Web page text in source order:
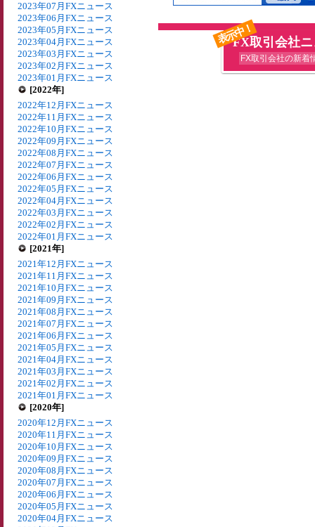
2023年07月FXニュース
2023年06月FXニュース
2023年05月FXニュース
2023年04月FXニュース
2023年03月FXニュース
2023年02月FXニュース
2023年01月FXニュース
[2022年]
2022年12月FXニュース
2022年11月FXニュース
2022年10月FXニュース
2022年09月FXニュース
2022年08月FXニュース
2022年07月FXニュース
2022年06月FXニュース
2022年05月FXニュース
2022年04月FXニュース
2022年03月FXニュース
2022年02月FXニュース
2022年01月FXニュース
[2021年]
2021年12月FXニュース
2021年11月FXニュース
2021年10月FXニュース
2021年09月FXニュース
2021年08月FXニュース
2021年07月FXニュース
2021年06月FXニュース
2021年05月FXニュース
2021年04月FXニュース
2021年03月FXニュース
2021年02月FXニュース
2021年01月FXニュース
[2020年]
2020年12月FXニュース
2020年11月FXニュース
2020年10月FXニュース
2020年09月FXニュース
2020年08月FXニュース
2020年07月FXニュース
2020年06月FXニュース
2020年05月FXニュース
2020年04月FXニュース
表示中！
FX取引会社
FX取引会社の新着